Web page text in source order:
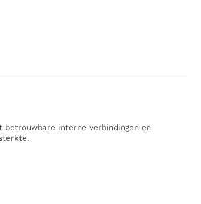
betrouwbare interne verbindingen en